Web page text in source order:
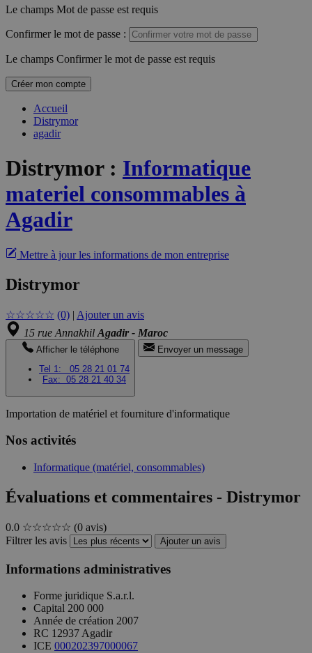
Le champs Mot de passe est requis
Confirmer le mot de passe :
Le champs Confirmer le mot de passe est requis
Créer mon compte
Accueil
Distrymor
agadir
Distrymor: Informatique
materiel consommables à
Agadir
Mettre à jour les informations de mon entreprise
Distrymor
☆☆☆☆☆ (0) | Ajouter un avis
15 rue Annakhil Agadir - Maroc
Afficher le téléphone
Tel 1:
05 28 21 01 74
Fax: 05 28 21 40 34
Envoyer un message
Importation de matériel et fourniture d'informatique
Nos activités
Informatique (matériel, consommables)
Évaluations et commentaires - Distrymor
0.0 ☆☆☆☆☆ (0 avis)
Filtrer les avis
Ajouter un avis
Informations administratives
Forme juridique S.a.r.l.
Capital 200 000
Année de création 2007
RC 12937 Agadir
ICE 000202397000067